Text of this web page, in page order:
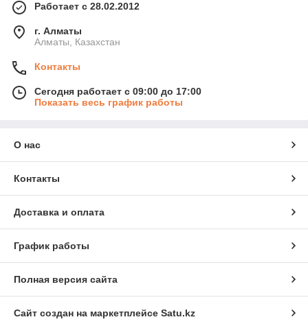
Работает с 28.02.2012
г. Алматы
Алматы, Казахстан
Контакты
Сегодня работает с 09:00 до 17:00
Показать весь график работы
О нас
Контакты
Доставка и оплата
График работы
Полная версия сайта
Сайт создан на маркетплейсе Satu.kz